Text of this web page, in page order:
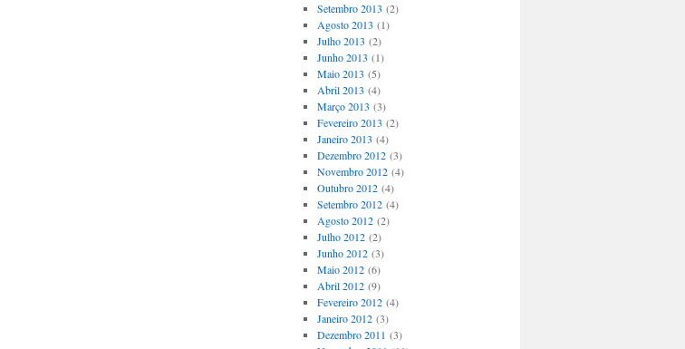
Setembro 2013 (2)
Agosto 2013 (1)
Julho 2013 (2)
Junho 2013 (1)
Maio 2013 (5)
Abril 2013 (4)
Março 2013 (3)
Fevereiro 2013 (2)
Janeiro 2013 (4)
Dezembro 2012(3)
Novembro 2012(4)
Outubro 2012(4)
Setembro 2012(4)
Agosto 2012(2)
Julho 2012(2)
Junho 2012(3)
Maio 2012(6)
Abril 2012(9)
Fevereiro 2012(4)
Janeiro 2012(3)
Dezembro 2011 (3)